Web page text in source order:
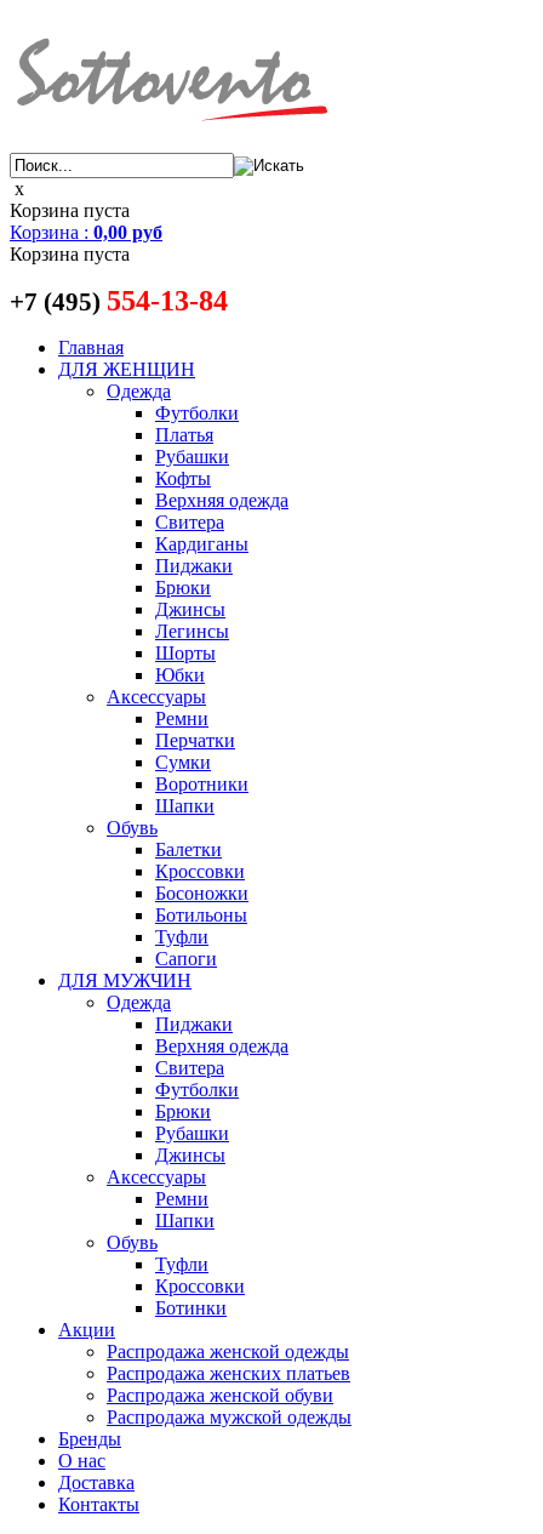
x
Корзина пуста
Корзина : 0,00 руб
Корзина пуста
+7 (495) 554-13-84
Главная
ДЛЯ ЖЕНЩИН
Одежда
Футболки
Платья
Рубашки
Кофты
Верхняя одежда
Свитера
Кардиганы
Пиджаки
Брюки
Джинсы
Легинсы
Шорты
Юбки
Аксессуары
Ремни
Перчатки
Сумки
Воротники
Шапки
Обувь
Балетки
Кроссовки
Босоножки
Ботильоны
Туфли
Сапоги
ДЛЯ МУЖЧИН
Одежда
Пиджаки
Верхняя одежда
Свитера
Футболки
Брюки
Рубашки
Джинсы
Аксессуары
Ремни
Шапки
Обувь
Туфли
Кроссовки
Ботинки
Акции
Распродажа женской одежды
Распродажа женских платьев
Распродажа женской обуви
Распродажа мужской одежды
Бренды
О нас
Доставка
Контакты